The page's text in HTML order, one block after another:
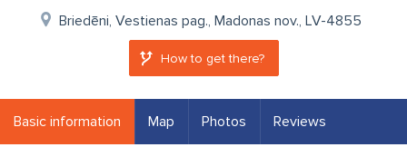
Briedēni, Vestienas pag., Madonas nov., LV-4855
How to get there?
Basic information Map Photos Reviews